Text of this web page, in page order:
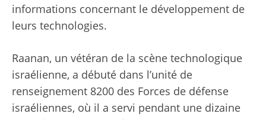
informations concernant le développement de
leurs technologies.
Raanan, un vétéran de la scène technologique
israélienne, a débuté dans l’unité de
renseignement 8200 des Forces de défense
israéliennes, où il a servi pendant une dizaine